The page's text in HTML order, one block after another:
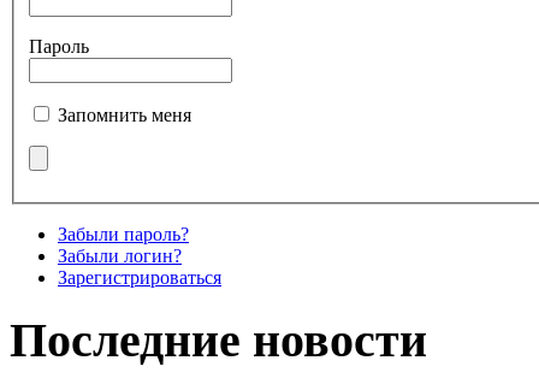
Пароль
Запомнить меня
Забыли пароль?
Забыли логин?
Зарегистрироваться
Последние новости